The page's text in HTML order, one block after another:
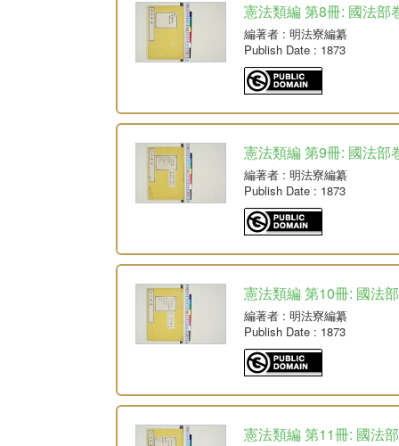
憲法類編 第8冊: 國法部
編著者 : 明法寮編纂
Publish Date : 1873
憲法類編 第9冊: 國法部
編著者 : 明法寮編纂
Publish Date : 1873
憲法類編 第10冊: 國法
編著者 : 明法寮編纂
Publish Date : 1873
憲法類編 第11冊: 國法